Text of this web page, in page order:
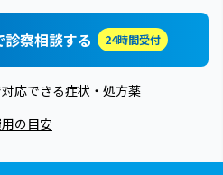
察相談する 24時間受付
応できる症状・処方薬
の目安